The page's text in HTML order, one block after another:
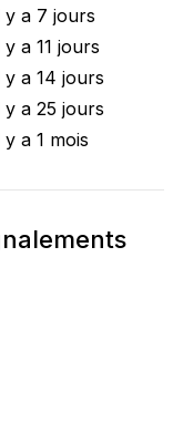
y a 7 jours
y a 11 jours
y a 14 jours
y a 25 jours
y a 1 mois